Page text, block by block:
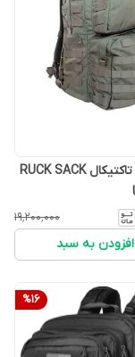
کوله پشتی تاکتیکال RUCK SACK
۱۹٬۲۰۰٬۰۰۰
افزودن به سبد
%16